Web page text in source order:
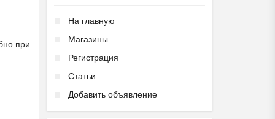
при
На главную
Магазины
Регистрация
Статьи
Добавить объявление